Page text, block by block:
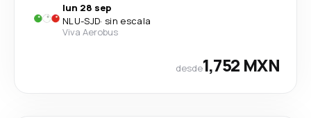
lun 28 sep
NLU-SJD· sin escala
Viva Aerobus
desde1,752 MXN